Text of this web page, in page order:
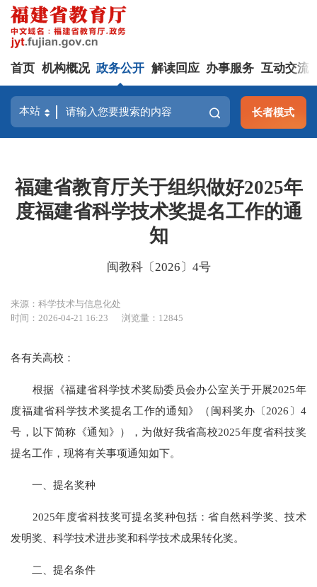
首页 机构概况 政务公开 解读回应 办事服务 互动交流
长者模式
福建省教育厅关于组织做好2025年
度福建省科学技术奖提名工作的通
知
闽教科〔2026〕4号
来源：科学技术与信息化处
时间：2026-04-21 16:23
浏览量：12845
各有关高校：
根据《福建省科学技术奖励委员会办公室关于开展2025年
度福建省科学技术奖提名工作的通知》（闽科奖办〔2026〕4
号，以下简称《通知》），为做好我省高校2025年度省科技奖
提名工作，现将有关事项通知如下。
一、提名奖种
2025年度省科技奖可提名奖种包括：省自然科学奖、技术
发明奖、科学技术进步奖和科学技术成果转化奖。
二、提名条件